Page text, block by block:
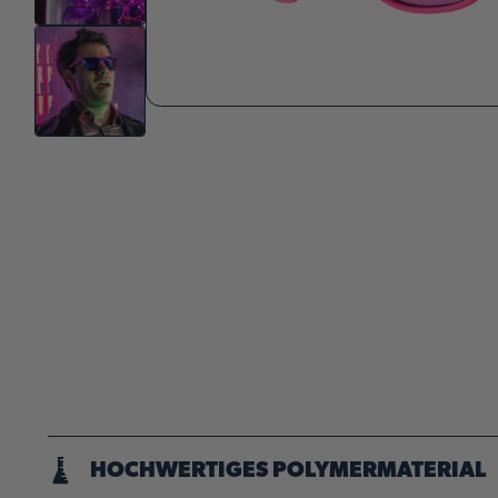
HOCHWERTIGES POLYMERMATERIAL